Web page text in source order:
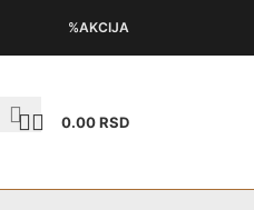
%AKCIJA
0.00RSD